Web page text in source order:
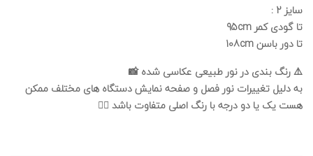
سایز 2 :
تا گودی کمر 95cm
تا دور باسن 108cm
⚠️ رنگ بندی در نور طبیعی عکاسی شده 📸
به دلیل تغییرات نور فصل و صفحه نمایش دستگاه های مختلف ممکن
هست یک یا دو درجه با رنگ اصلی متفاوت باشد 🙅‍♀️